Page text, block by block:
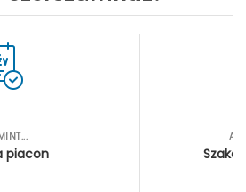
piacon